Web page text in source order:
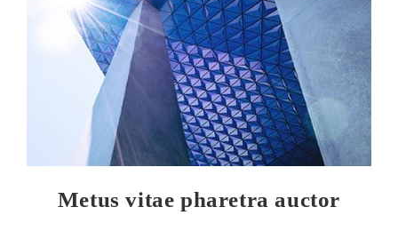
Metus vitae pharetra auctor